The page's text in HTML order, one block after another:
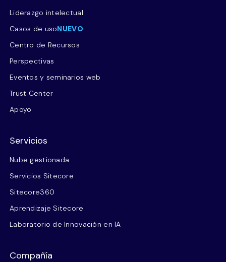
Liderazgo intelectual
Casos de usoNUEVO
Centro de Recursos
Perspectivas
Eventos y seminarios web
Trust Center
Apoyo
Servicios
Nube gestionada
Servicios Sitecore
Sitecore360
Aprendizaje Sitecore
Laboratorio de Innovación en IA
Compañía